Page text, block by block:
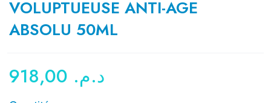
VOLUPTUEUSE ANTI-AGE
ABSOLU 50ML
د.م.